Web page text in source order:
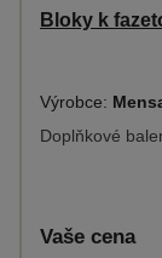
Bloky k
Výrobce:
Doplňkové
Vaše cena